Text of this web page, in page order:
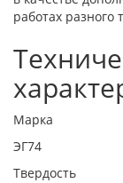
работах разного
Марка
ЭГ74
Твердость